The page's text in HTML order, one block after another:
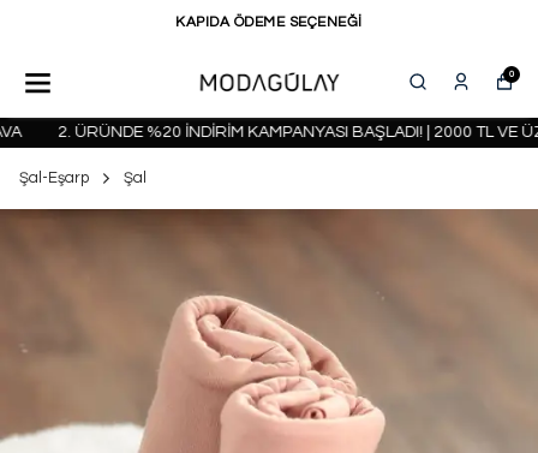
KAPIDA ÖDEME SEÇENEĞİ
0
2. ÜRÜNDE %20 İNDİRİM KAMPANYASI BAŞLADI! | 2000 TL VE
Şal-Eşarp Şal